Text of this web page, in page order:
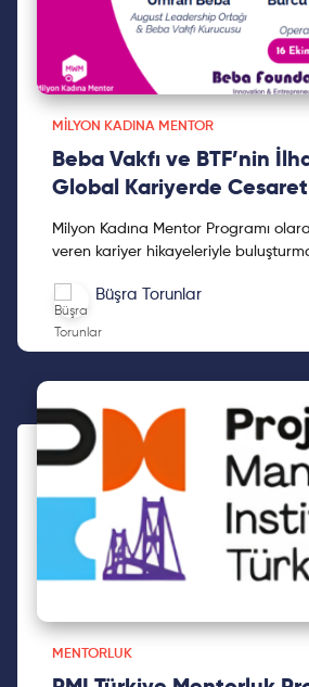
MILYON KADINA MENTOR
Beba Vakfı ve BTF’nin
Global Kariyerde
Milyon Kadına Mentor Programı
veren kariyer hikayeleriyle
iki...
Büşra Torunlar
MENTORLUK